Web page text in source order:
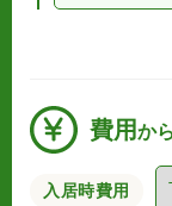
費用か
入居時費用